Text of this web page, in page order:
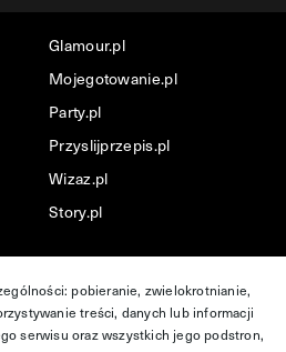
Glamour.pl
Mojegotowanie.pl
Party.pl
Przyslijprzepis.pl
Wizaz.pl
Story.pl
pobieranie, zwielokrotnianie,
treści, danych lub informacji
serwisu oraz wszystkich jego podstron,